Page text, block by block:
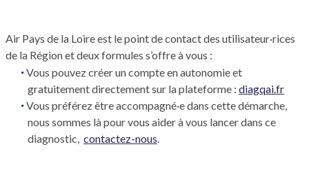
Air Pays de la Loire est le point de contact des utilisateur·rices
de la Région et deux formules s’offre à vous :
Vous pouvez créer un compte en autonomie et
gratuitement directement sur la plateforme : diagqai.fr
Vous préférez être accompagné·e dans cette démarche,
nous sommes là pour vous aider à vous lancer dans ce
diagnostic, contactez-nous.